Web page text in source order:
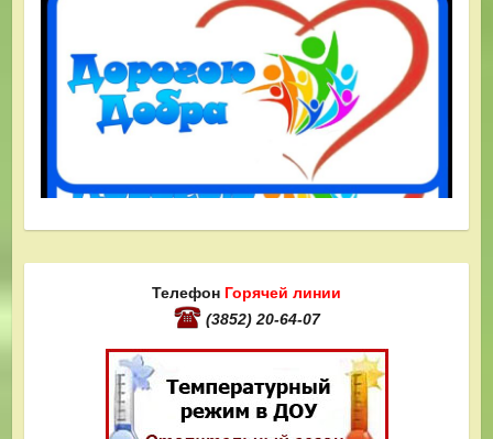
Телефон Горячей линии
(3852) 20-64-07